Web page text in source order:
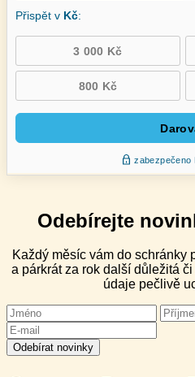
Odebírejte
Každý měsíc vám do schránky
a párkrát za rok další důležitá
údaje pečlivě